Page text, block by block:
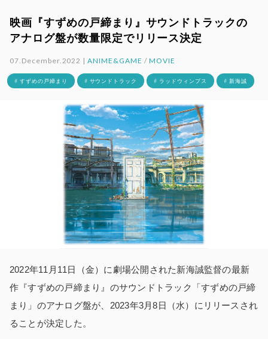
映画『すずめの戸締まり』サウンドトラックの
アナログ盤が数量限定でリリース決定
07.December.2022 |ANIME&GAME / MOVIE
# すずめの戸締まり # サウンドトラック # ラッドウィンプス # 新海誠
2022年11月11日（金）に劇場公開された新海誠監督の最新
作『すずめの戸締まり』のサウンドトラック「すずめの戸締
まり」のアナログ盤が、2023年3月8日（水）にリリースされ
ることが決定した。